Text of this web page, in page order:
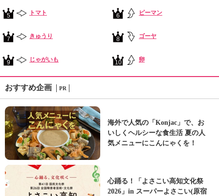
5 トマト 6 ピーマン
7 きゅうり 8 ゴーヤ
9 じゃがいも 10 卵
おすすめ企画 PR
海外で人気の「Konjac」で、お
いしくヘルシーな食生活 夏の人
気メニューにこんにゃくを！
心踊る！「よさこい高知文化祭
2026」in スーパーよさこい(原宿